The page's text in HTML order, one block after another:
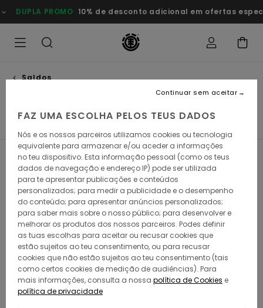
para
a
produtos
de desconto adicional em ofertas especiais Poupa Agora
Saldos
Roupa & acessórios menino
Filtrar e Ordenar 115Resultados
Avançar
para
procurar
critérios
filtragem
Avançar
para
ordenar
FAZ UMA ESCOLHA PELOS TEUS DADOS
Nós e os nossos parceiros utilizamos cookies ou tecnologia
equivalente para armazenar e/ou aceder a informações
no teu dispositivo. Esta informação pessoal (como os teus
dados de navegação e endereço IP) pode ser utilizada
para te apresentar publicações e conteúdos
personalizados; para medir a publicidade e o desempenho
do conteúdo; para apresentar anúncios personalizados;
para saber mais sobre o nosso público; para desenvolver e
melhorar os produtos dos nossos parceiros. Podes definir
as tuas escolhas para aceitar ou recusar cookies que
estão sujeitos ao teu consentimento, ou para recusar
cookies que não estão sujeitos ao teu consentimento (tais
como certos cookies de medição de audiências). Para
mais informações, consulta a nossa política de Cookies e
política de privacidade
Continuar sem aceitar